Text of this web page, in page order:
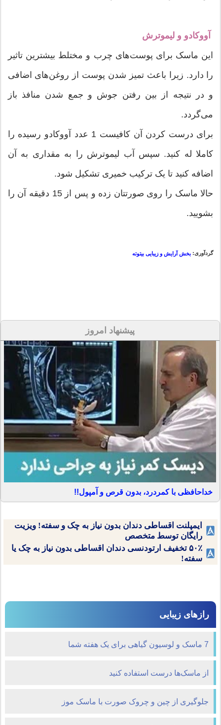
آووکادو و لیموترش
این ماسک برای پوست‌های چرب و مختلط بیشترین تاثیر
را دارد. زیرا باعث تمیز شدن پوست از روغن‌های اضافی
و در نتیجه از بین رفتن جوش و جمع شدن منافذ باز
می‌گردد.
برای درست کردن آن کافیست 1 عدد آووکادو رسیده را
کاملا له کنید. سپس آب لیموترش را به مقداری به آن
اضافه کنید تا یک ترکیب خمیری تشکیل شود.
حالا ماسک را روی صورتتان زده و پس از 15 دقیقه آن را
بشویید.
گردآوری: بخش آرایش و زیبایی بیتوته
پیشنهاد امروز
خداحافظی با کمردرد، بدون قرص و آمپول!!
ایمپلنت اقساطی دندان بدون نیاز به چک و سفته! ویزیت
رایگان توسط متخصص
۵۰٪ تخفیف ارتودنسی دندان اقساطی بدون نیاز به چک یا
سفته!
رازهای زیبایی
7 ماسک و لوسیون گیاهی برای یک هفته شما
از ماسک‌ها درست استفاده کنید
جلوگیری از چین و چروک صورت با ماسک موز